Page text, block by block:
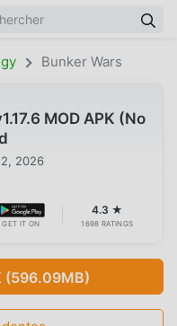
Bunker Wars
MOD APK (No
2026
GET IT ON
4.3 ★
1698 RATINGS
(596.09MB)